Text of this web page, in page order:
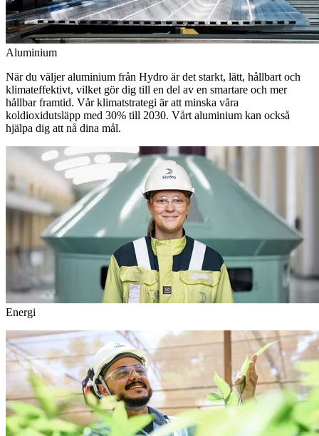
Aluminium
När du väljer aluminium från Hydro är det starkt, lätt, hållbart och
klimateffektivt, vilket gör dig till en del av en smartare och mer
hållbar framtid. Vår klimatstrategi är att minska våra
koldioxidutsläpp med 30% till 2030. Vårt aluminium kan också
hjälpa dig att nå dina mål.
Energi